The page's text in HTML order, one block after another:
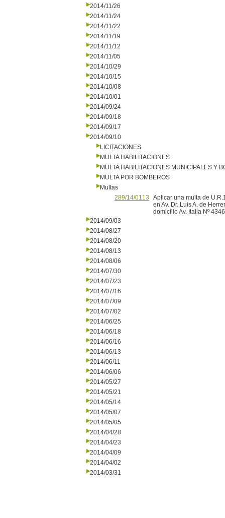
2014/11/26
2014/11/24
2014/11/22
2014/11/19
2014/11/12
2014/11/05
2014/10/29
2014/10/15
2014/10/08
2014/10/01
2014/09/24
2014/09/18
2014/09/17
2014/09/10
LICITACIONES
MULTA HABILITACIONES
MULTA HABILITACIONES MUNICIPALES Y
MULTA POR BOMBEROS
Multas
289/14/0113
Aplicar una multa de
en Av. Dr. Luis A. de
domicilio Av. Italia Nº 4346
2014/09/03
2014/08/27
2014/08/20
2014/08/13
2014/08/06
2014/07/30
2014/07/23
2014/07/16
2014/07/09
2014/07/02
2014/06/25
2014/06/18
2014/06/16
2014/06/13
2014/06/11
2014/06/06
2014/05/27
2014/05/21
2014/05/14
2014/05/07
2014/05/05
2014/04/28
2014/04/23
2014/04/09
2014/04/02
2014/03/31